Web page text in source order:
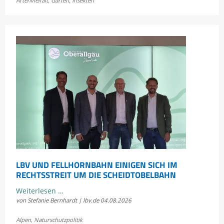
Bayerns
LBV UND FELLHORNBAHN EINIGEN SICH IM
RECHTSSTREIT UM DIE SCHEIDTOBELBAHN
Weiterlesen …LBV
und
von Stefanie Bernhardt | lbv.de 04.08.2026
Alpen, Naturschutzpolitik